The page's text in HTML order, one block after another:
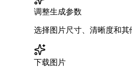
调整生成参数
选择图片尺寸、清晰度和其
下载图片